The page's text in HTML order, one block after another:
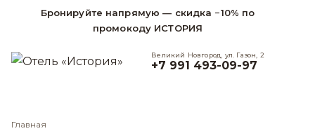
Бронируйте напрямую — скидка −10% по
промокоду ИСТОРИЯ
Великий Новгород, ул. Газон, 2
+7 991 493-09-97
Главная